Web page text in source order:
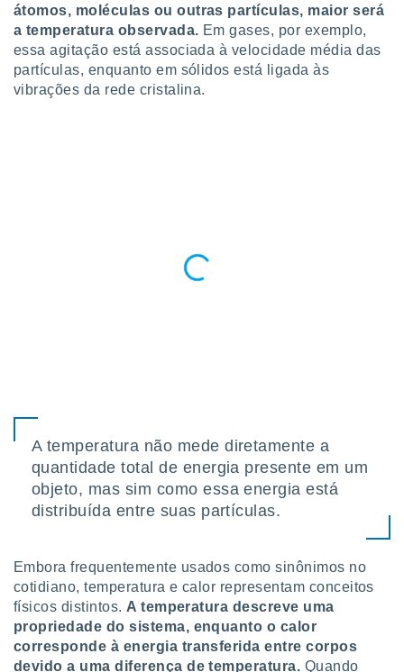
únicos
para
e
ou aceder
num
para
átomos, moléculas ou outras partículas, maior será
a temperatura observada. Em gases, por exemplo,
essa agitação está associada à velocidade média das
partículas, enquanto em sólidos está ligada às
vibrações da rede cristalina.
A temperatura não mede diretamente a
quantidade total de energia presente em um
objeto, mas sim como essa energia está
distribuída entre suas partículas.
Embora frequentemente usados como sinônimos no
cotidiano, temperatura e calor representam conceitos
físicos distintos. A temperatura descreve uma
propriedade do sistema, enquanto o calor
corresponde à energia transferida entre corpos
devido a uma diferença de temperatura. Quando